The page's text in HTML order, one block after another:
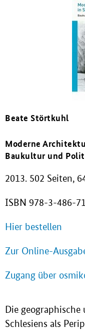
Beate Störtkuhl
Moderne
Baukultur und
2013. 502 Seiten,
ISBN 978-3-486-
Hier bestellen
Zur Online-
Zugang über
Die
Schlesiens als